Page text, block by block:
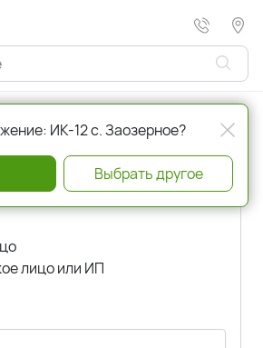
лицо или ИП
ИК-12 с. Заозерное?
Выбрать другое